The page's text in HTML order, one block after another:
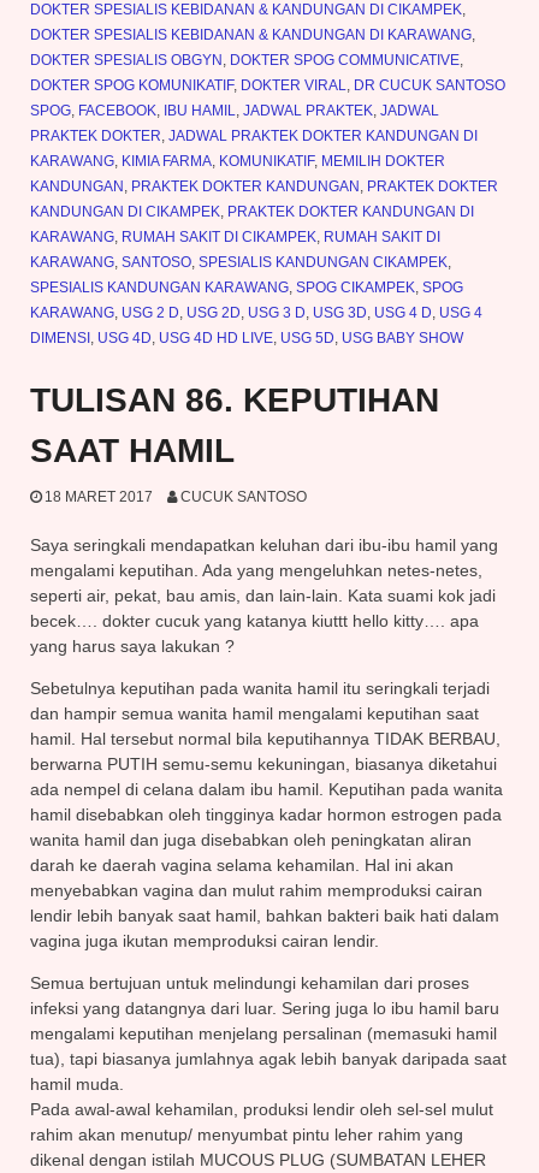
DOKTER SPESIALIS KEBIDANAN & KANDUNGAN DI CIKAMPEK,
DOKTER SPESIALIS KEBIDANAN & KANDUNGAN DI KARAWANG,
DOKTER SPESIALIS OBGYN , DOKTER SPOG COMMUNICATIVE,
DOKTER SPOG KOMUNIKATIF, DOKTER VIRAL, DR CUCUK SANTOSO
SPOG, FACEBOOK, IBU HAMIL, JADWAL PRAKTEK, JADWAL
PRAKTEK DOKTER, JADWAL PRAKTEK DOKTER KANDUNGAN DI
KARAWANG, KIMIA FARMA, KOMUNIKATIF, MEMILIH DOKTER
KANDUNGAN , PRAKTEK DOKTER KANDUNGAN , PRAKTEK DOKTER
KANDUNGAN DI CIKAMPEK, PRAKTEK DOKTER KANDUNGAN DI
KARAWANG, RUMAH SAKIT DI CIKAMPEK, RUMAH SAKIT DI
KARAWANG, SANTOSO, SPESIALIS KANDUNGAN CIKAMPEK,
SPESIALIS KANDUNGAN KARAWANG, SPOG CIKAMPEK, SPOG
KARAWANG, USG 2 D, USG 2D, USG 3 D, USG 3D, USG 4 D, USG 4
DIMENSI , USG 4D, USG 4D HD LIVE, USG 5D, USG BABY SHOW
TULISAN 86. KEPUTIHAN
SAAT HAMIL
18 MARET 2017 CUCUK SANTOSO
Saya seringkali mendapatkan keluhan dari ibu-ibu hamil yang
mengalami keputihan. Ada yang mengeluhkan netes-netes,
seperti air, pekat, bau amis, dan lain-lain. Kata suami kok jadi
becek…. dokter cucuk yang katanya kiuttt hello kitty…. apa
yang harus saya lakukan ?
Sebetulnya keputihan pada wanita hamil itu seringkali terjadi
dan hampir semua wanita hamil mengalami keputihan saat
hamil. Hal tersebut normal bila keputihannya TIDAK BERBAU,
berwarna PUTIH semu-semu kekuningan, biasanya diketahui
ada nempel di celana dalam ibu hamil. Keputihan pada wanita
hamil disebabkan oleh tingginya kadar hormon estrogen pada
wanita hamil dan juga disebabkan oleh peningkatan aliran
darah ke daerah vagina selama kehamilan. Hal ini akan
menyebabkan vagina dan mulut rahim memproduksi cairan
lendir lebih banyak saat hamil, bahkan bakteri baik hati dalam
vagina juga ikutan memproduksi cairan lendir.
Semua bertujuan untuk melindungi kehamilan dari proses
infeksi yang datangnya dari luar. Sering juga lo ibu hamil baru
mengalami keputihan menjelang persalinan (memasuki hamil
tua), tapi biasanya jumlahnya agak lebih banyak daripada saat
hamil muda.
Pada awal-awal kehamilan, produksi lendir oleh sel-sel mulut
rahim akan menutup/ menyumbat pintu leher rahim yang
dikenal dengan istilah MUCOUS PLUG (SUMBATAN LEHER